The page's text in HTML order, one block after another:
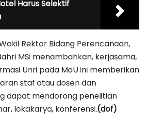
Harus Selektif
Rektor Bidang Perencanaan,
MSi menambahkan, kerjasama,
Unri pada MoU ini memberikan
staf atau dosen dan
dapat mendorong penelitian
lokakarya, konferensi.(dof)